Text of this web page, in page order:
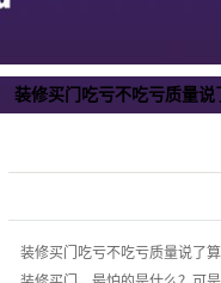
装修买门吃亏不吃亏质量说
装修买门吃亏不吃亏质量说了算